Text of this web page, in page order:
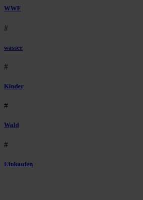
WWF
#
wasser
#
Kinder
#
Wald
#
Einkaufen